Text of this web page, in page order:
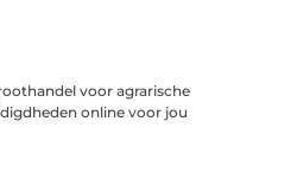
voor agrarische
online voor jou